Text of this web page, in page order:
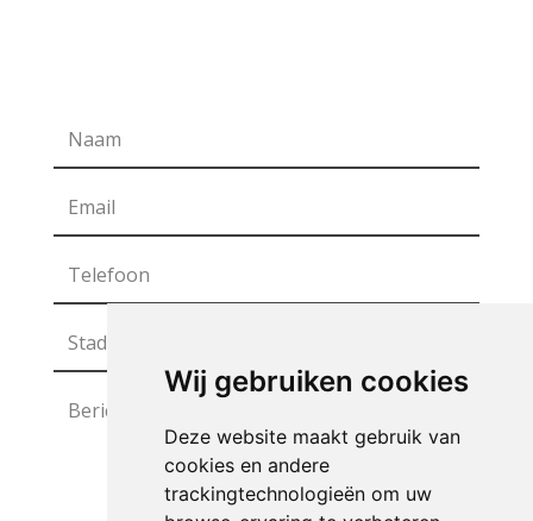
Wij gebruiken cookies
Deze website maakt gebruik van
cookies en andere
trackingtechnologieën om uw